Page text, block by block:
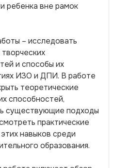
ребенка вне рамок
– исследовать
и способы их
ИЗО и ДПИ. В работе
теоретические
способностей,
существующие подходы
практические
навыков среди
образования.